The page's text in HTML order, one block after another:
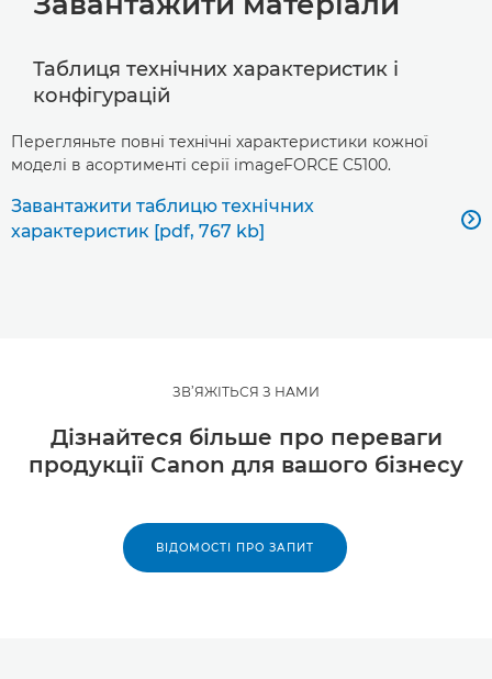
Таблиця технічних характеристик і
конфігурацій
Перегляньте повні технічні характеристики кожної
моделі в асортименті серії imageFORCE C5100.
Завантажити таблицю технічних
характеристик [pdf, 767 kb]

ЗВ’ЯЖІТЬСЯ З НАМИ
Дізнайтеся більше про переваги
продукції Canon для вашого бізнесу
ВІДОМОСТІ ПРО ЗАПИТ